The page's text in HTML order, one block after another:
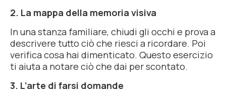
2. La mappa della memoria visiva
In una stanza familiare, chiudi gli occhi e prova a
descrivere tutto ciò che riesci a ricordare. Poi
verifica cosa hai dimenticato. Questo esercizio
ti aiuta a notare ciò che dai per scontato.
3. L’arte di farsi domande